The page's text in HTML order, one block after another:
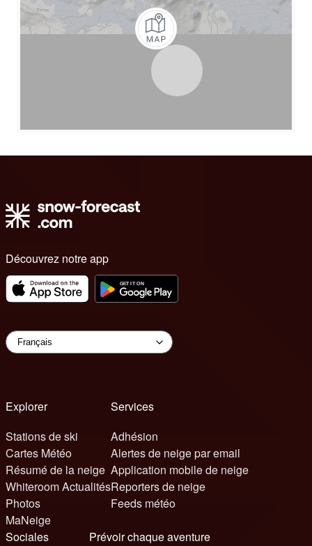
Découvrez notre app
Explorer
Stations de ski
Cartes Météo
Résumé de la neige
Whiteroom Actualités
Photos
MaNeige
Services
Adhésion
Alertes de neige par email
Application mobile de neige
Reporters de neige
Feeds météo
Sociales
Prévoir chaque aventure